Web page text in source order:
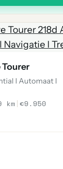
Tourer
I Automaat I
km |€9.950